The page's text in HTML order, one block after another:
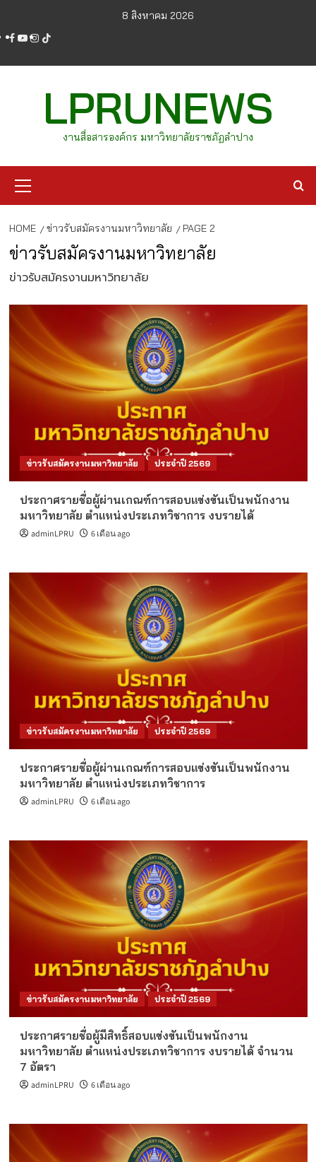
content
8 สิงหาคม 2026
facebook
youtube
instagram
tiktok
LPRUNEWS
งานสื่อสารองค์กร มหาวิทยาลัยราชภัฏลำปาง
Menu
HOME ข่าวรับสมัครงานมหาวิทยาลัย PAGE 2
ข่าวรับสมัครงานมหาวิทยาลัย
ข่าวรับสมัครงานมหาวิทยาลัย
ข่าวรับสมัครงานมหาวิทยาลัย ประจำปี 2569
ประกาศรายชื่อผู้ผ่านเกณฑ์การสอบแข่งขันเป็นพนักงาน
มหาวิทยาลัย ตำแหน่งประเภทวิชาการ งบรายได้
adminLPRU 6 เดือน ago
ข่าวรับสมัครงานมหาวิทยาลัย ประจำปี 2569
ประกาศรายชื่อผู้ผ่านเกณฑ์การสอบแข่งขันเป็นพนักงาน
มหาวิทยาลัย ตำแหน่งประเภทวิชาการ
adminLPRU 6 เดือน ago
ข่าวรับสมัครงานมหาวิทยาลัย ประจำปี 2569
ประกาศรายชื่อผู้มีสิทธิ์สอบแข่งขันเป็นพนักงาน
มหาวิทยาลัย ตำแหน่งประเภทวิชาการ งบรายได้ จำนวน
7 อัตรา
adminLPRU 6 เดือน ago